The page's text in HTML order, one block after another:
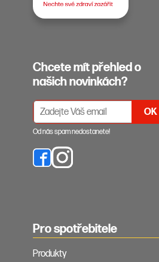
Pro spotřebitele
Produkty
Chcete mít přehled o
našich novinkách?
PŘIHLÁŠENÍ K ODBĚRU NEWSLETTERŮ
Od nás spam nedostanete!